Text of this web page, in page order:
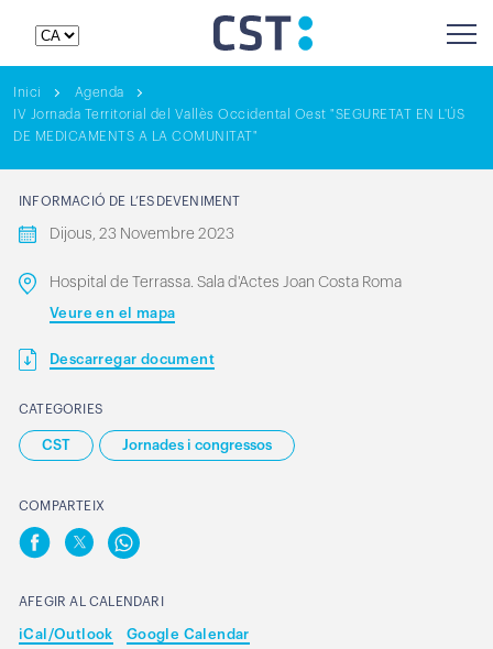
Inici
Agenda
IV Jornada Territorial del Vallès Occidental Oest "SEGURETAT EN L'ÚS
DE MEDICAMENTS A LA COMUNITAT"
INFORMACIÓ DE L’ESDEVENIMENT
Dijous, 23 Novembre 2023
Hospital de Terrassa. Sala d'Actes Joan Costa Roma
Veure en el mapa
Descarregar document
CATEGORIES
CST Jornades i congressos
COMPARTEIX
AFEGIR AL CALENDARI
iCal/Outlook Google Calendar